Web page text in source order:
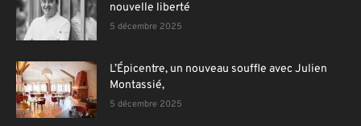
nouvelle liberté
5 décembre 2025
L’Épicentre, un nouveau souffle avec Julien
Montassié,
5 décembre 2025